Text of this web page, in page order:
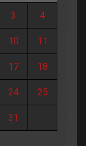
3 4
10 11
17 18
24 25
31